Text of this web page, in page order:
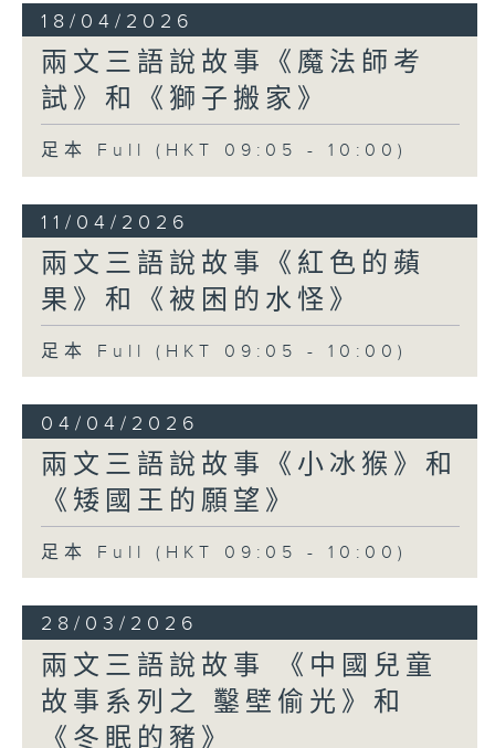
18/04/2026
兩文三語說故事《魔法師考
試》和《獅子搬家》
足本 Full (HKT 09:05 - 10:00)
11/04/2026
兩文三語說故事《紅色的蘋
果》和《被困的水怪》
足本 Full (HKT 09:05 - 10:00)
04/04/2026
兩文三語說故事《小冰猴》和
《矮國王的願望》
足本 Full (HKT 09:05 - 10:00)
28/03/2026
兩文三語說故事 《中國兒童
故事系列之 鑿壁偷光》和
《冬眠的豬》